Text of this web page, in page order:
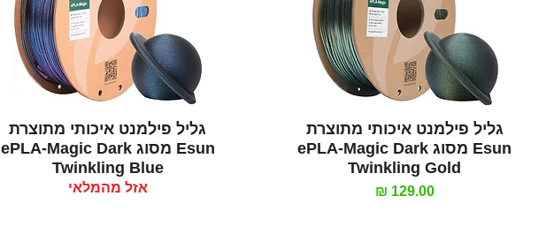
תצוגה מהירה
גליל פילמנט איכותי מתוצרת
Esun מסוג ePLA-Magic Dark
Twinkling Gold
מחיר‏129.00 ‏₪
תצוגה מהירה
גליל פילמנט איכותי מתוצרת
Esun מסוג ePLA-Magic Dark
Twinkling Blue
אזל מהמלאי